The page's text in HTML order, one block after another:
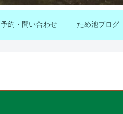
予約・問い合わせ ため池ブログ